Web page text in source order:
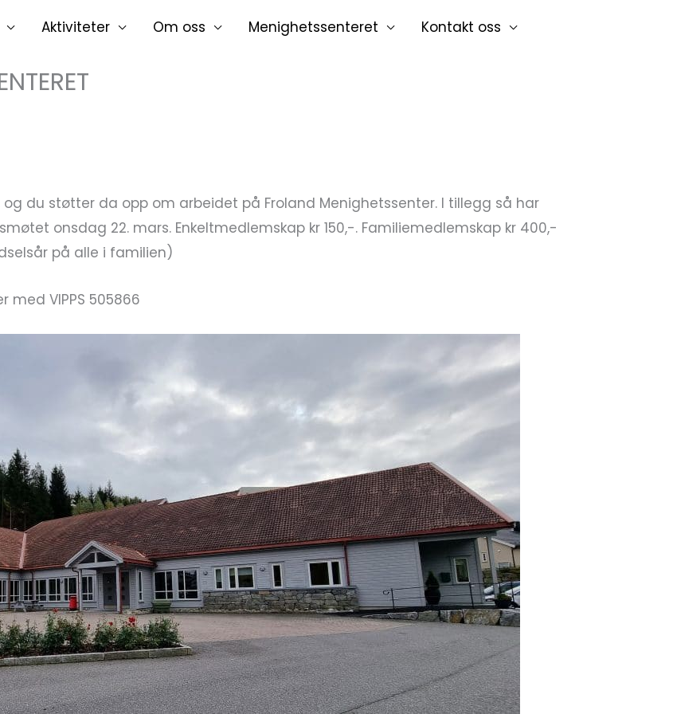
Aktiviteter Om oss Menighetssenteret Kontakt oss
du støtter da opp om arbeidet på Froland Menighetssenter. I tillegg så har
onsdag 22. mars. Enkeltmedlemskap kr 150,-. Familiemedlemskap kr 400,-
på alle i familien)
med VIPPS 505866